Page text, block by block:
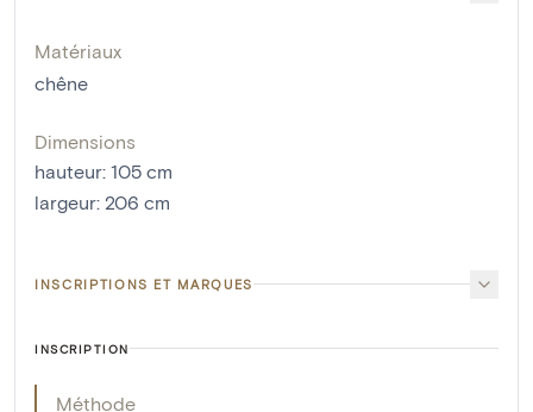
Matériaux
chêne
Dimensions
hauteur: 105 cm
largeur: 206 cm
INSCRIPTIONS ET MARQUES
INSCRIPTION
Méthode